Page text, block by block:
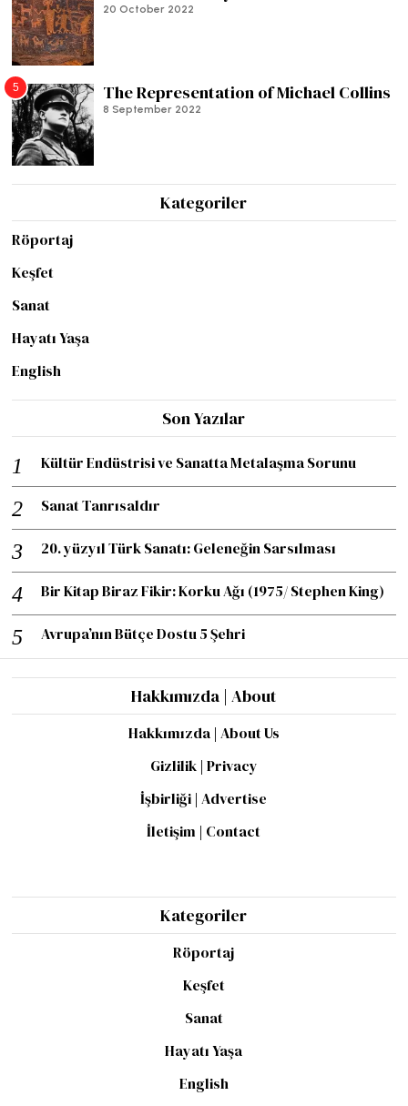
20 October 2022
5 The Representation of Michael Collins
8 September 2022
Kategoriler
Röportaj
Keşfet
Sanat
Hayatı Yaşa
English
Son Yazılar
Kültür Endüstrisi ve Sanatta Metalaşma Sorunu
Sanat Tanrısaldır
20. yüzyıl Türk Sanatı: Geleneğin Sarsılması
Bir Kitap Biraz Fikir: Korku Ağı (1975/ Stephen King)
Avrupa’nın Bütçe Dostu 5 Şehri
Hakkımızda | About
Hakkımızda | About Us
Gizlilik | Privacy
İşbirliği | Advertise
İletişim | Contact
Kategoriler
Röportaj
Keşfet
Sanat
Hayatı Yaşa
English